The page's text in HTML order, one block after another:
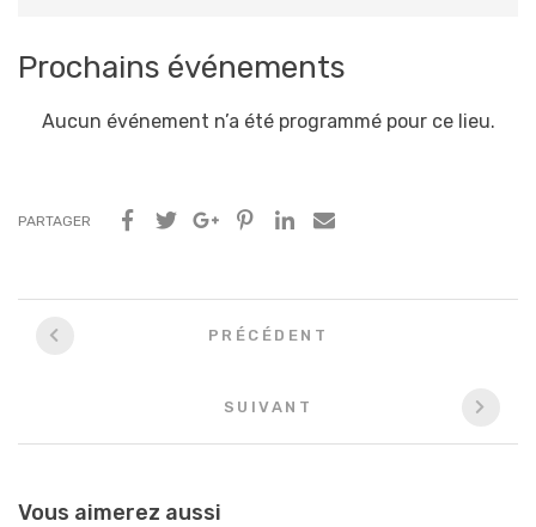
Prochains événements
Aucun événement n’a été programmé pour ce lieu.
PARTAGER
Navigation
entre
articles
PRÉCÉDENT
SUIVANT
Vous aimerez aussi